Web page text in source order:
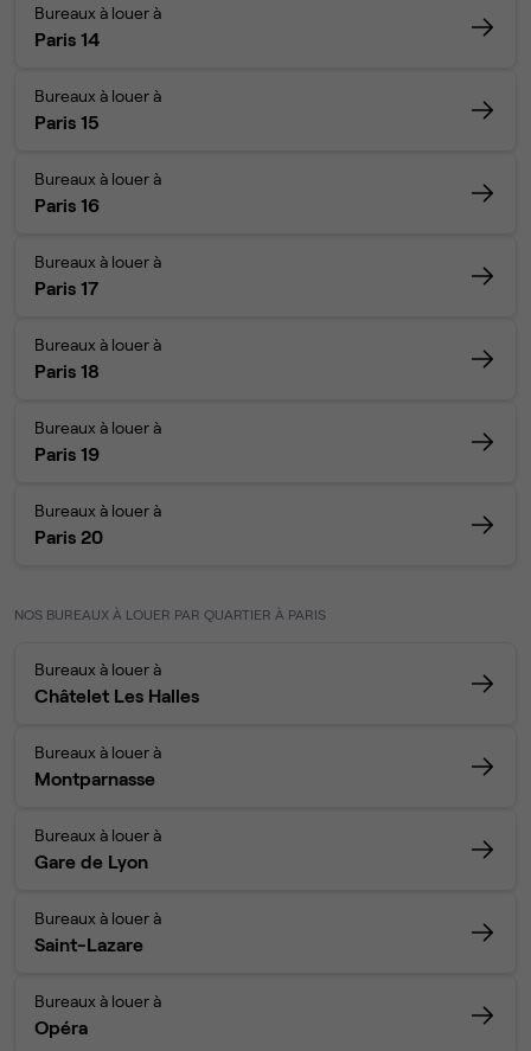
Bureaux à louer à
Paris 14
Bureaux à louer à
Paris 15
Bureaux à louer à
Paris 16
Bureaux à louer à
Paris 17
Bureaux à louer à
Paris 18
Bureaux à louer à
Paris 19
Bureaux à louer à
Paris 20
NOS BUREAUX À LOUER PAR QUARTIER À PARIS
Bureaux à louer à
Châtelet Les Halles
Bureaux à louer à
Montparnasse
Bureaux à louer à
Gare de Lyon
Bureaux à louer à
Saint-Lazare
Bureaux à louer à
Opéra